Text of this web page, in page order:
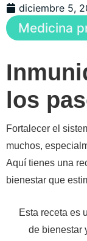
diciembre 5,
Medicina
los
Fortalecer el
muchos,
Aquí tienes una
bienestar que
Esta receta es
de bienestar